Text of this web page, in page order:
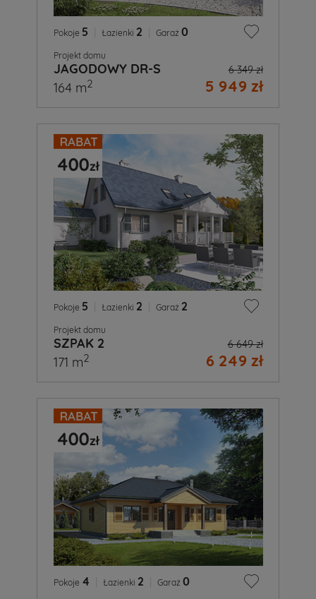
Pokoje 5 Łazienki 2 Garaż 0
Projekt domu
JAGODOWY DR-S 6 349 zł
5 949 zł
164 m2
Pokoje 5 Łazienki 2 Garaż 2
Projekt domu
SZPAK 2 6 649 zł
6 249 zł
171 m2
Pokoje 4 Łazienki 2 Garaż 0